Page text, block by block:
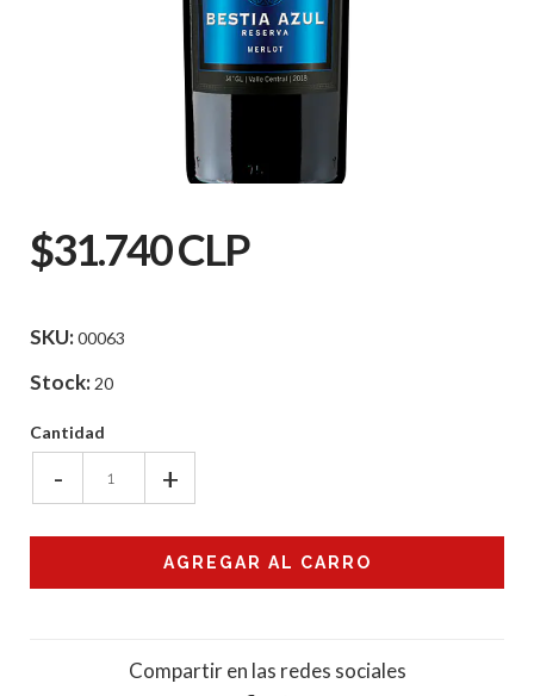
$31.740 CLP
SKU:00063
Stock: 20
Cantidad
- +
Compartir en las redes sociales